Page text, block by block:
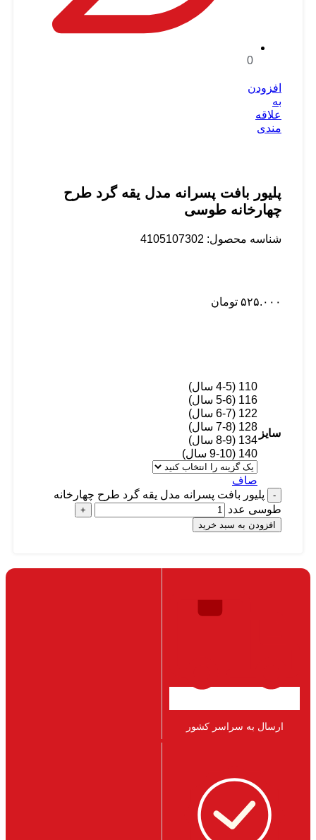
0
افزودن
به
علاقه
مندی
پلیور بافت پسرانه مدل یقه گرد طرح
چهارخانه طوسی
شناسه محصول: 4105107302
۵۲۵.۰۰۰ تومان
سایز
110 (4-5 سال)
116 (5-6 سال)
122 (6-7 سال)
128 (7-8 سال)
134 (8-9 سال)
140 (9-10 سال)
صاف
پلیور بافت پسرانه مدل یقه گرد طرح چهارخانه
طوسی عدد
افزودن به سبد خرید
ارسال به سراسر کشور